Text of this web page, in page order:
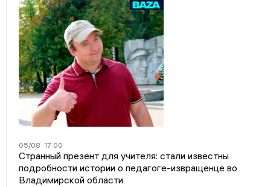
05/08 17:00
Странный презент для учителя: стали известны
подробности истории о педагоге-извращенце во
Владимирской области